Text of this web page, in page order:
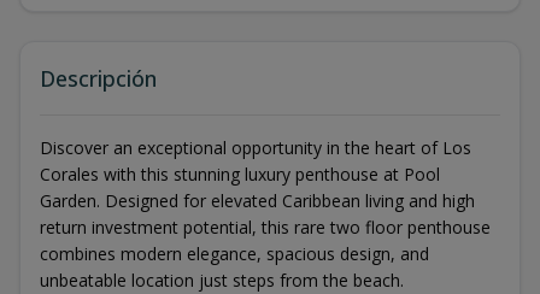
Descripción
Discover an exceptional opportunity in the heart of Los
Corales with this stunning luxury penthouse at Pool
Garden. Designed for elevated Caribbean living and high
return investment potential, this rare two floor penthouse
combines modern elegance, spacious design, and
unbeatable location just steps from the beach.